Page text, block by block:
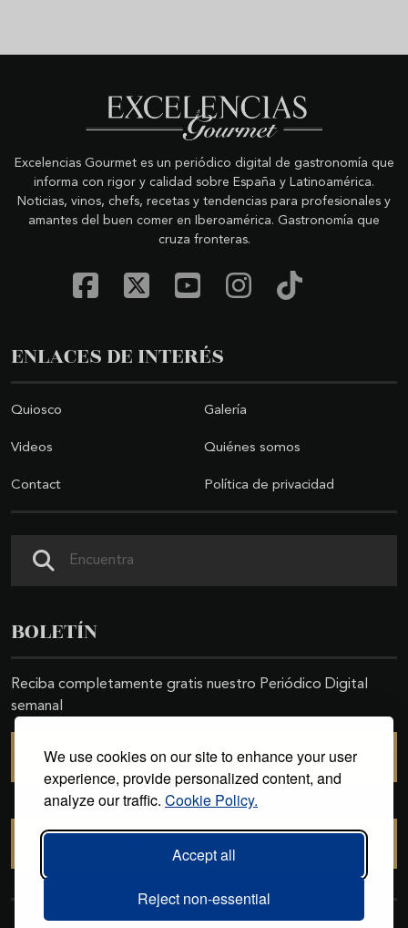
We use cookies on our site to enhance your user
experience, provide personalized content, and
analyze our traffic. Cookie Policy.
Accept all
Reject non-essential
Excelencias Gourmet es un periódico digital de gastronomía que
informa con rigor y calidad sobre España y Latinoamérica.
Noticias, vinos, chefs, recetas y tendencias para profesionales y
amantes del buen comer en Iberoamérica. Gastronomía que
cruza fronteras.
ENLACES DE INTERÉS
Quiosco Galería
Videos Quiénes somos
Contact Política de privacidad
BOLETÍN
Reciba completamente gratis nuestro Periódico Digital
semanal
SUSCRIBIRSE